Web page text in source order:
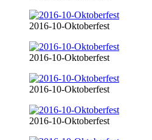
2016-10-Oktoberfest
2016-10-Oktoberfest
2016-10-Oktoberfest
2016-10-Oktoberfest